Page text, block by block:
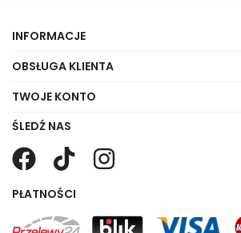
INFORMACJE
OBSŁUGA KLIENTA
TWOJE KONTO
ŚLEDŹ NAS
PŁATNOŚCI